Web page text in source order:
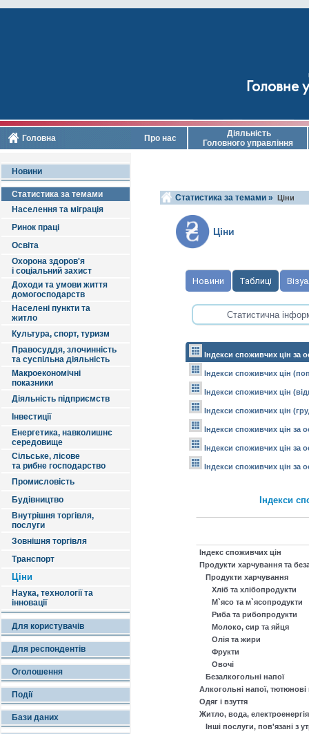
Головне
Головна Про нас
Діяльність
Головного управління
Новини
Статистика за темами
Населення та міграція
Ринок праці
Освіта
Охорона здоров'я
і соціальний захист
Доходи та умови життя
домогосподарств
Населені пункти та
житло
Культура, спорт, туризм
Правосуддя, злочинність
та суспільна діяльність
Макроекономічні
показники
Діяльність підприємств
Інвестиції
Енергетика, навколишнє
середовище
Сільське, лісове
та рибне господарство
Промисловість
Будівництво
Внутрішня торгівля,
послуги
Зовнішня торгівля
Транспорт
Ціни
Наука, технології та
інновації
Для користувачів
Для респондентів
Оголошення
Події
Бази даних
Статистика за темами » Ціни
Ціни
Новини Таблиці
Індекси споживчих цін за
Індекси споживчих цін
Індекси споживчих цін
Індекси споживчих цін
Індекси споживчих цін за
Індекси споживчих цін за
Індекси споживчих цін за
Індекси
Індекс споживчих цін
Продукти харчування та
Продукти харчування
Хліб та хлібопродукти
М`ясо та м`ясопродукти
Риба та рибопродукти
Молоко, сир та яйця
Олія та жири
Фрукти
Овочі
Безалкогольні напої
Алкогольні напої,
Одяг і взуття
Житло, вода,
Інші послуги, пов'язані з